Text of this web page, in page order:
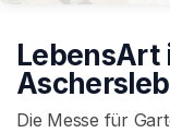
LebensArt
Die Messe für